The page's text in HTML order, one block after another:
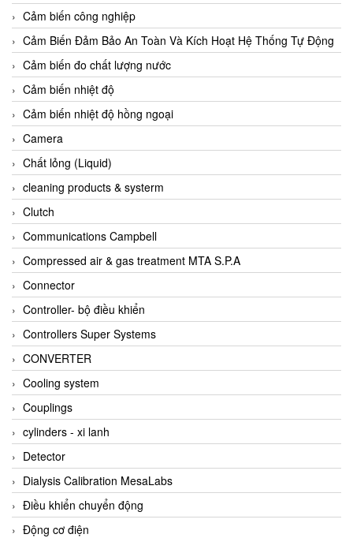
AIKOH
AINUO Vietnam
AIR MAJOR
Aira Euro Automation
Airtac Vietnam
Airtec Vietnam
AI-Tek Vietnam
Akerstroms Viet Nam
AKO Armaturen & Separationstechnik
AKO Armaturen & Separationstechnik Vietnam
AKUSENSE
ALA OFFICINE SPA
Albrecht-Automatik Viet Nam
Allen Bradley Vietnam
Alpha Moisture Vietnam
Alpha-Achem Vietnam
Alphino
ALRE-IT Vietnam
Altech
Amarillo Gear
Ametek
AMPTRON Vietnam
Cảm biến công nghiệp
Cảm Biến Đảm Bảo An Toàn Và Kích Hoạt Hệ Thống Tự Động
Cảm biến đo chất lượng nước
Cảm biến nhiệt độ
Cảm biến nhiệt độ hồng ngoại
Camera
Chất lỏng (Liquid)
cleaning products & systerm
Clutch
Communications Campbell
Compressed air & gas treatment MTA S.P.A
Connector
Controller- bộ điều khiển
Controllers Super Systems
CONVERTER
Cooling system
Couplings
cylinders - xi lanh
Detector
Dialysis Calibration MesaLabs
Điều khiển chuyển động
Động cơ điện